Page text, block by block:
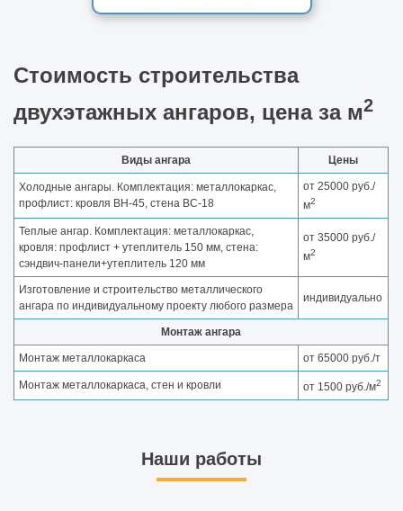
Стоимость строительства
двухэтажных ангаров, цена за м2
Виды ангара Цены
Холодные ангары. Комплектация: металлокаркас,
профлист: кровля ВН-45, стена ВС-18
от 25000 руб./
м2
Теплые ангар. Комплектация: металлокаркас,
кровля: профлист + утеплитель 150 мм, стена:
сэндвич-панели+утеплитель 120 мм
от 35000 руб./
м2
Изготовление и строительство металлического
ангара по индивидуальному проекту любого размера
индивидуально
Монтаж ангара
Монтаж металлокаркаса от 65000 руб./т
Монтаж металлокаркаса, стен и кровли от 1500 руб./м2
Наши работы